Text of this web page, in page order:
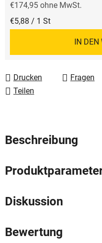
€174,95 ohne MwSt.
Verkaufspreis:
€5,88 / 1 St
IN
Drucken Fragen
Teilen
Beschreibung
Diskussion
Bewertung